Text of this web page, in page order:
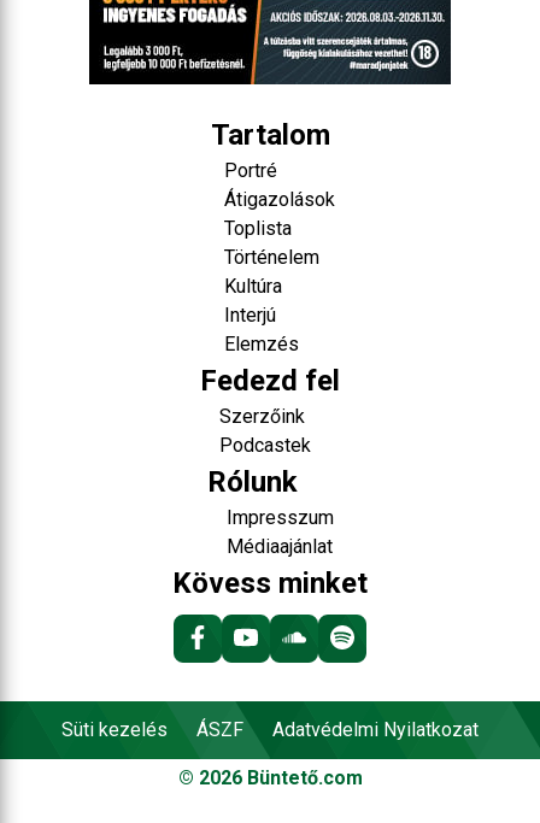
Tartalom
Portré
Átigazolások
Toplista
Történelem
Kultúra
Interjú
Elemzés
Fedezd fel
Szerzőink
Podcastek
Rólunk
Impresszum
Médiaajánlat
Kövess minket
Süti kezelés ÁSZF Adatvédelmi Nyilatkozat
© 2026Büntető.com